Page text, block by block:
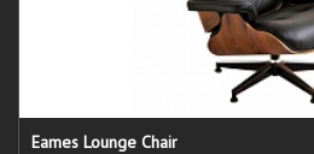
Eames Lounge Chair